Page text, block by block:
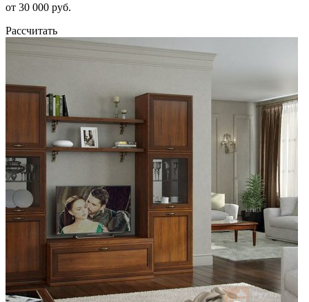
от 30 000 руб.
Рассчитать